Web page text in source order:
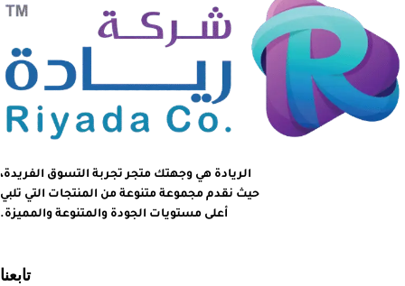
الريادة هي وجهتك متجر تجربة التسوق الفريدة،
حيث نقدم مجموعة متنوعة من المنتجات التي تلبي
أعلى مستويات الجودة والمتنوعة والمميزة.
تابعنا